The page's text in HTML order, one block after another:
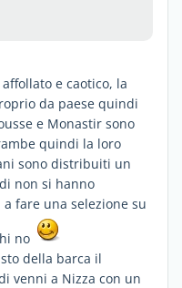
e caotico, la
da paese quindi
e Monastir sono
quindi la loro
sono distribuiti un
non si hanno
fare una selezione su
no
della barca il
venni a Nizza con un